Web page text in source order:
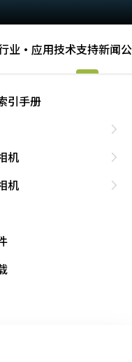
业·应用技术支持新闻
引手册
机
机
中选择要查找的型号。